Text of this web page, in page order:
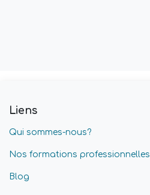
Liens
Qui sommes-nous?
Nos formations professionnelles
Blog